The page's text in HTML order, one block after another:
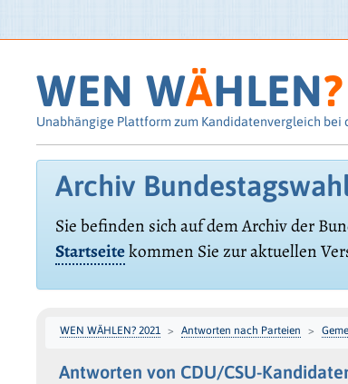
WEN WÄHLEN?
Unabhängige Plattform zum Kandidatenvergleich bei
Archiv
Sie befinden sich auf dem Archiv der
Startseitekommen Sie zur aktuellen
WEN WÄHLEN? 2021 Antworten nach Parteien
Antworten von CDU/CSU-